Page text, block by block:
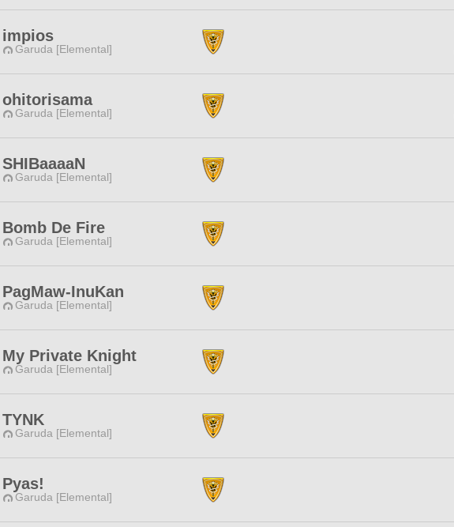
impios
Garuda [Elemental]
ohitorisama
Garuda [Elemental]
SHIBaaaaN
Garuda [Elemental]
Bomb De Fire
Garuda [Elemental]
PagMaw-InuKan
Garuda [Elemental]
My Private Knight
Garuda [Elemental]
TYNK
Garuda [Elemental]
Pyas!
Garuda [Elemental]